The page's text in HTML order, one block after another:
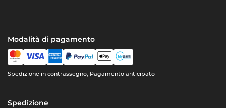
Modalità di pagamento
Spedizione in contrassegno, Pagamento anticipato
Spedizione